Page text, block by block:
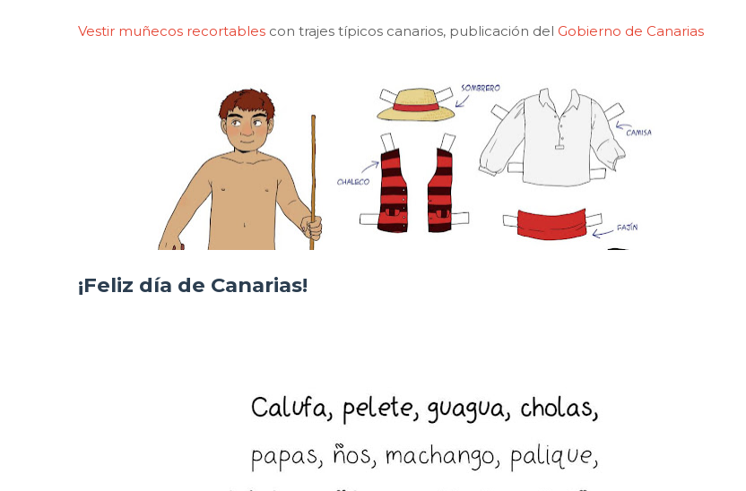
Vestir muñecos recortables con trajes típicos canarios, publicación del Gobierno de Canarias
¡Feliz día de Canarias!